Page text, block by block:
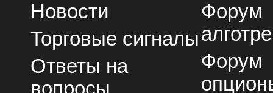
Новости
Торговые сигналы
Ответы на
Форум
Форум